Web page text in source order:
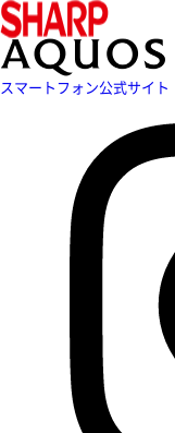
スマートフォン公式サイト